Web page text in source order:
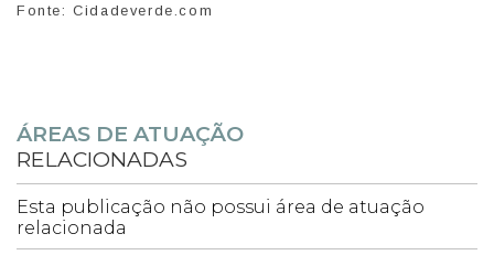
Fonte: Cidadeverde.com
ÁREAS DE ATUAÇÃO
RELACIONADAS
Esta publicação não possui área de atuação
relacionada